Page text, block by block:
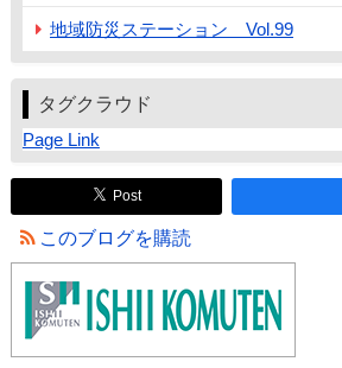
地域防災ステーション Vol.99
タグクラウド
Page Link
Post
このブログを購読